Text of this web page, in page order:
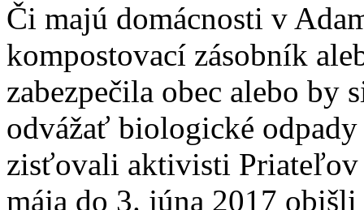
Či majú domácnosti v
kompostovací zásobník
zabezpečila obec alebo by
odvážať biologické
zisťovali aktivisti Priateľov
mája do 3. júna 2017